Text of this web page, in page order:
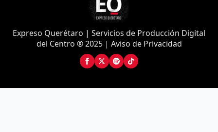
Expreso Querétaro | Servicios de Producción Digital
del Centro ® 2025 | Aviso de Privacidad